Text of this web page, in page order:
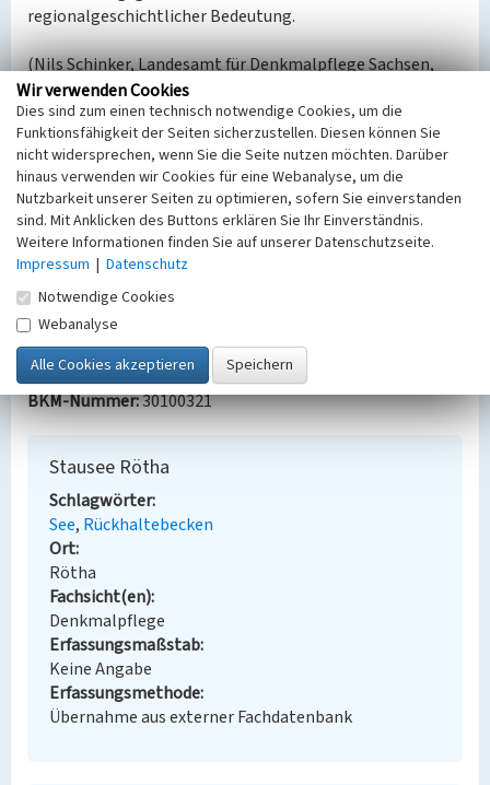
regionalgeschichtlicher Bedeutung.
(Nils Schinker, Landesamt für Denkmalpflege Sachsen,
2023)
Datierung:
Erbauung 1938–1940 (Stausee)
Quellen/Literaturangaben:
Nabert, Thomas/Pro Leipzig e.V (Hgg.): Im Pleiße-
und Göselland: zwischen Markkleeberg, Rötha und
Kitzscher; Leipzig 1999, S. 23, 220-222.
Bauherr / Auftraggeber:
Bauherr: Aktiengesellschaft Sächsische Werke
BKM-Nummer:30100321
Stausee Rötha
Schlagwörter
See Rückhaltebecken
Ort
Rötha
Fachsicht(en)
Denkmalpflege
Erfassungsmaßstab
Keine Angabe
Erfassungsmethode
Übernahme aus externer Fachdatenbank
Wir verwenden Cookies
Dies sind zum einen technisch notwendige Cookies, um die
Funktionsfähigkeit der Seiten sicherzustellen. Diesen können Sie
nicht widersprechen, wenn Sie die Seite nutzen möchten. Darüber
hinaus verwenden wir Cookies für eine Webanalyse, um die
Nutzbarkeit unserer Seiten zu optimieren, sofern Sie einverstanden
sind. Mit Anklicken des Buttons erklären Sie Ihr Einverständnis.
Weitere Informationen finden Sie auf unserer Datenschutzseite.
Impressum | Datenschutz
Notwendige Cookies
Webanalyse